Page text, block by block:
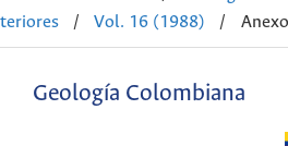
/ Vol. 16 (1988) /
Geología Colombiana